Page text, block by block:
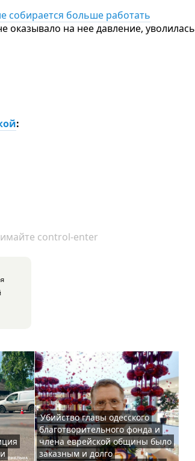
собирается больше работать
оказывало на нее давление, уволилась
:
control-enter
Убийство главы одесского
благотворительного фонда и
члена еврейской общины было
заказным и долго